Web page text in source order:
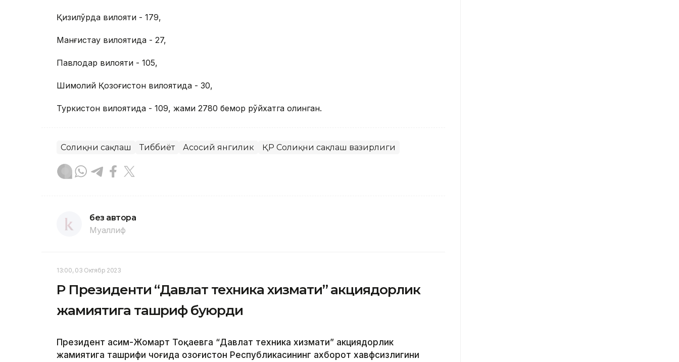
Қизилўрда вилояти - 179,
Манғистау вилоятида - 27,
Павлодар вилояти - 105,
Шимолий Қозоғистон вилоятида - 30,
Туркистон вилоятида - 109, жами 2780 бемор рўйхатга олинган.
Соғлиқни сақлаш Тиббиёт Асосий янгилик ҚР Соғлиқни сақлаш вазирлиги
без автора
Муаллиф
13:00, 03 Октябр 2023
ҚР Президенти “Давлат техника хизмати” акциядорлик
жамиятига ташриф буюрди
Президент Қасим-Жомарт Тоқаевга “Давлат техника хизмати” акциядорлик
жамиятига ташрифи чоғида Қозоғистон Республикасининг ахборот хавфсизлигини